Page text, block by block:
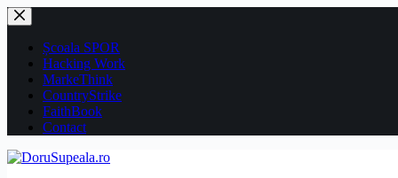
Sari
la
conținutȘcoala SPOR
Hacking Work
MarkeThink
CountryStrike
FaithBook
Contact